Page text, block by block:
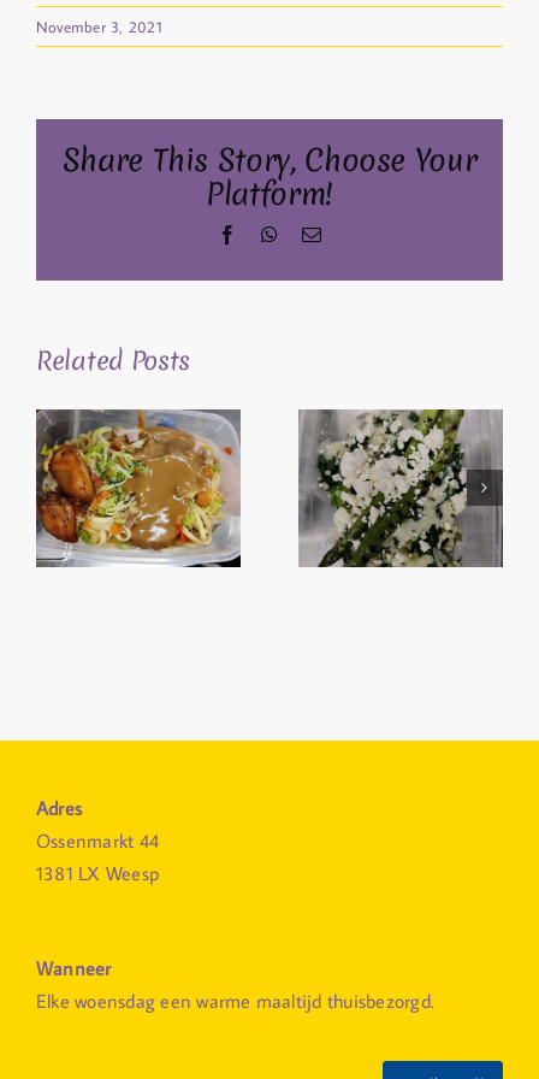
November 3, 2021
Share This Story, Choose Your
Platform!
FacebookWhatsApp
Email
Related Posts
Adres
Ossenmarkt 44
1381 LX Weesp
Wanneer
Elke woensdag een warme maaltijd thuisbezorgd.